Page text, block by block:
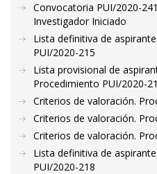
Convocatoria PUI/2020-
Investigador Iniciado
Lista definitiva de
PUI/2020-215
Lista provisional de
Procedimiento PUI/2020-
Criterios de valoración.
Criterios de valoración.
Criterios de valoración.
Lista definitiva de
PUI/2020-218